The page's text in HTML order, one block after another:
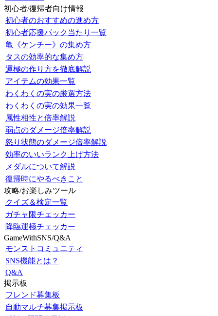
初心者/復帰者向け情報
初心者のおすすめの進め方
初心者応援パック当たり一覧
亀《ケンチー》の集め方
タスの効率的な集め方
運極の作り方を徹底解説
アイテムの効果一覧
わくわくの実の厳選方法
わくわくの実の効果一覧
属性相性と倍率解説
弱点のダメージ倍率解説
怒り状態のダメージ倍率解説
効率のいいランク上げ方法
メダルについて解説
復帰時にやるべきこと
攻略/お楽しみツール
クイズ＆検定一覧
ガチャ限チェッカー
降臨運極チェッカー
GameWithSNS/Q&A
モンストコミュニティ
SNS機能とは？
Q&A
掲示板
フレンド募集板
自動マルチ募集掲示板